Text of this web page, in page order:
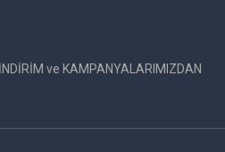
ve KAMPANYALARIMIZDAN